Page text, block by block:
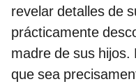
revelar detalles de
prácticamente
madre de sus
que sea